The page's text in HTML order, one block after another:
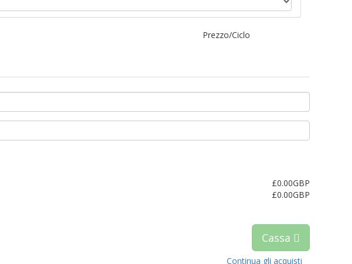
Prezzo/Ciclo
£0.00GBP
£0.00GBP
Cassa
Continua gli acquisti